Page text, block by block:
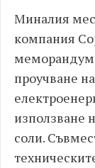
Миналия
компания
меморандум
проучване
използване
соли.